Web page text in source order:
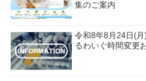
集のご案内
令和8年8月24日(
るわいぐ時間変更